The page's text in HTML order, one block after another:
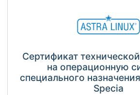
Сертификат
на операционную
специального
Specia